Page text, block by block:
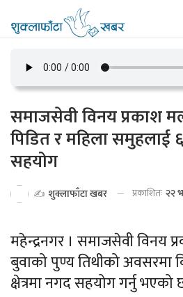
समाजसेवी विनय प्रकाश
पिडित र महिला
सहयोग
✍️ शुक्लाफाँटा खबर प्रकाशितः २२
महेन्द्रनगर । समाजसेवी
बुवाको पुण्य तिथीको अवसरमा
क्षेत्रमा नगद सहयोग गर्नु भएको